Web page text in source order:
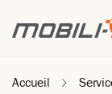
Accueil